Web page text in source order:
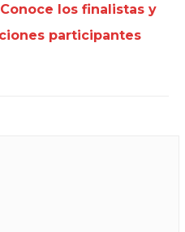
los finalistas y
participantes